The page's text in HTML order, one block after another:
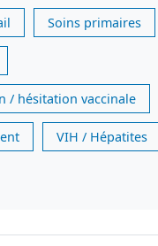
Soins primaires
/ hésitation vaccinale
VIH / Hépatites